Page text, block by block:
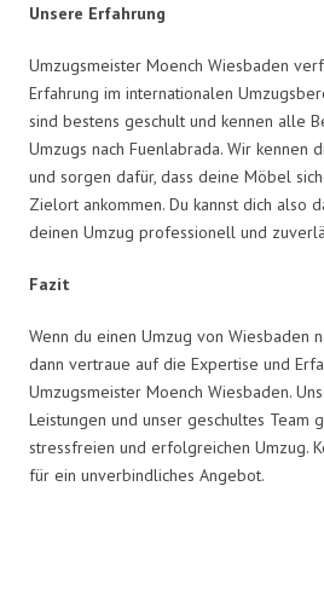
Unsere Erfahrung
Umzugsmeister Moench Wiesbaden
Erfahrung im internationalen
sind bestens geschult und kennen alle
Umzugs nach Fuenlabrada. Wir kennen
und sorgen dafür, dass deine Möbel
Zielort ankommen. Du kannst dich also
deinen Umzug professionell und
Fazit
Wenn du einen Umzug von Wiesbaden
dann vertraue auf die Expertise und
Umzugsmeister Moench Wiesbaden.
Leistungen und unser geschultes Team
stressfreien und erfolgreichen Umzug.
für ein unverbindliches Angebot.